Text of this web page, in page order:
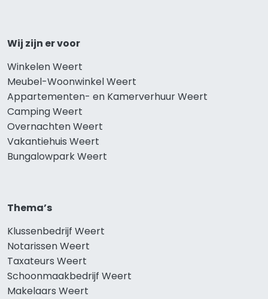
Wij zijn er voor
Winkelen Weert
Meubel-Woonwinkel Weert
Appartementen- en Kamerverhuur Weert
Camping Weert
Overnachten Weert
Vakantiehuis Weert
Bungalowpark Weert
Thema’s
Klussenbedrijf Weert
Notarissen Weert
Taxateurs Weert
Schoonmaakbedrijf Weert
Makelaars Weert